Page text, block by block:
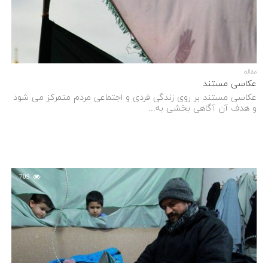
مقاله
عکاسی مستند
عکاسی مستند بر روی زندگی فردی و اجتماعی مردم متمرکز می شود
و هدف آن آگاهی بخشی به...
709